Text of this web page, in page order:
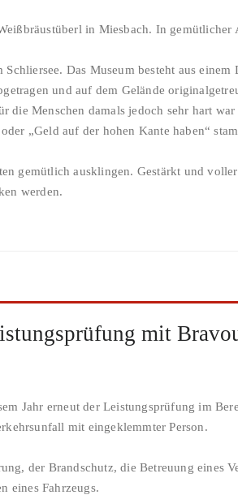
in Miesbach. In gemütlicher
Das Museum besteht aus
und auf dem Gelände
Menschen damals jedoch sehr hart
„Geld auf der hohen Kante haben“
gemütlich ausklingen. Gestärkt und
werden.
mit
Jahr erneut der Leistungsprüfung im
mit eingeklemmter Person.
der Brandschutz, die Betreuung eines
eines Fahrzeugs.